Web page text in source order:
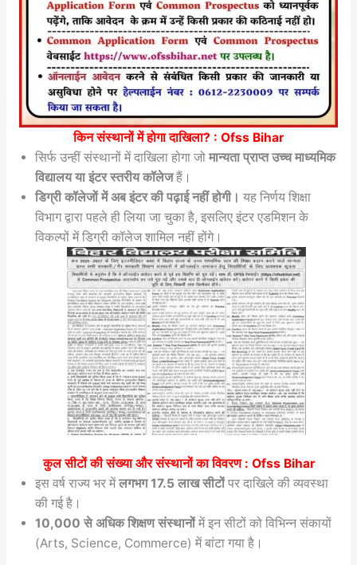
किन संस्थानों में होगा दाखिला? : Ofss Bihar
सिर्फ उन्हीं संस्थानों में दाखिला होगा जो मान्यता प्राप्त उच्च माध्यमिक
विद्यालय या इंटर स्तरीय कॉलेजहैं।
डिग्री कॉलेजों में अब इंटर की पढ़ाई नहीं होगी। यह निर्णय शिक्षा
विभाग द्वारा पहले ही लिया जा चुका है, इसलिए इंटर एडमिशन के
विकल्पों में डिग्री कॉलेज शामिल नहीं होंगे।
कुल सीटों की संख्या और संस्थानों का विवरण : Ofss Bihar
इस वर्ष राज्य भर मेंलगभग 17.5 लाख सीटोंपर दाखिले की व्यवस्था
की गई है।
10,000 से अधिक शिक्षण संस्थानोंमें इन सीटों को विभिन्न संकायों
(Arts, Science, Commerce) में बांटा गया है।